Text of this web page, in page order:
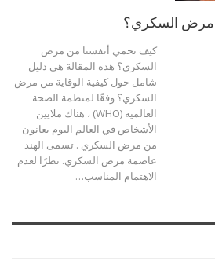
مرض السكري؟
كيف نحمي أنفسنا من مرض
السكري؟ هذه المقالة هي دليل
شامل حول كيفية الوقاية من مرض
السكري؟ وفقًا لمنظمة الصحة
العالمية (WHO) ، هناك ملايين
الأشخاص في العالم اليوم يعانون
من مرض السكري . تسمى الهند
عاصمة مرض السكري. نظرًا لعدم
الاهتمام المناسب…